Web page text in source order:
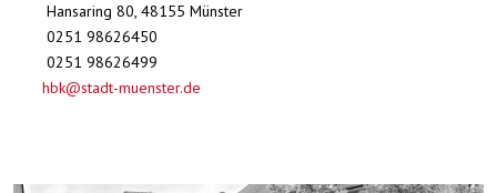
Hansaring 80, 48155 Münster
0251 98626450
0251 98626499
hbk@stadt-muenster.de